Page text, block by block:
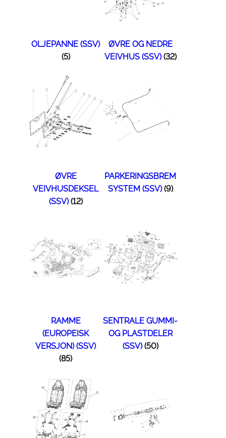
OLJEPANNE (SSV)
(5)
ØVRE OG NEDRE
VEIVHUS (SSV)(32)
ØVRE
VEIVHUSDEKSEL
(SSV)(12)
PARKERINGSBREM
SYSTEM (SSV)(9)
RAMME
(EUROPEISK
VERSJON) (SSV)
(85)
SENTRALE GUMMI-
OG PLASTDELER
(SSV)(50)